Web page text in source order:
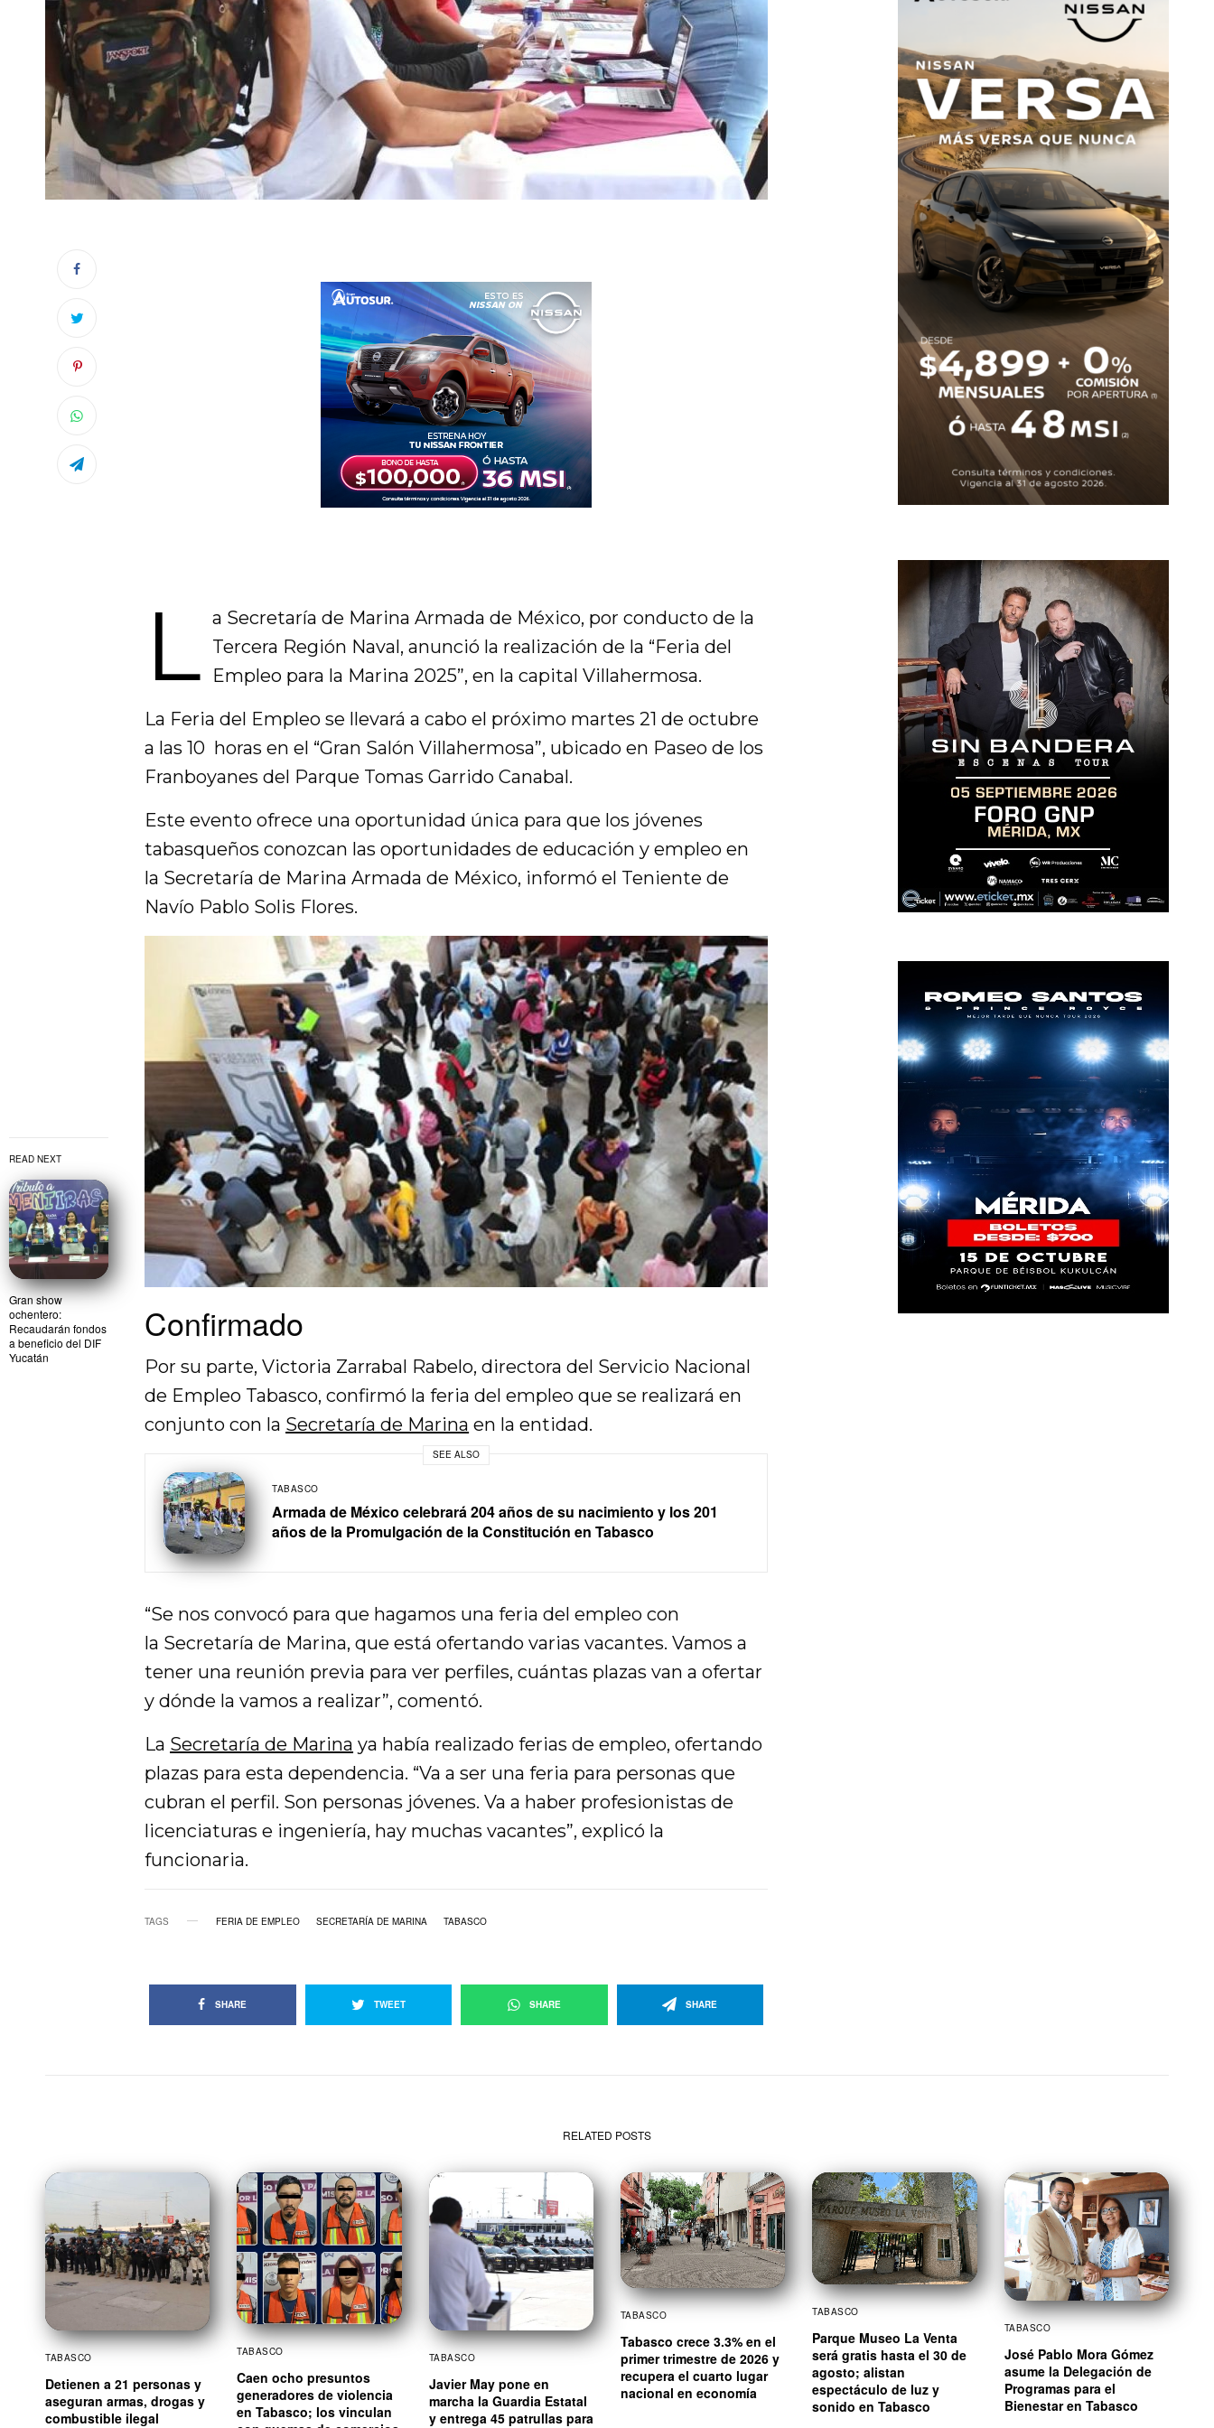
READ NEXT
Gran show
ochentero:
Recaudarán fondos
a beneficio del DIF
Yucatán
L a Secretaría de Marina Armada de México, por conducto de la
Tercera Región Naval, anunció la realización de la “Feria del
Empleo para la Marina 2025”, en la capital Villahermosa.
La Feria del Empleo se llevará a cabo el próximo martes 21 de octubre
a las 10 horas en el “Gran Salón Villahermosa”, ubicado en Paseo de los
Franboyanes del Parque Tomas Garrido Canabal.
Este evento ofrece una oportunidad única para que los jóvenes
tabasqueños conozcan las oportunidades de educación y empleo en
la Secretaría de Marina Armada de México, informó el Teniente de
Navío Pablo Solis Flores.
Confirmado
Por su parte, Victoria Zarrabal Rabelo, directora del Servicio Nacional
de Empleo Tabasco, confirmó la feria del empleo que se realizará en
conjunto con la Secretaría de Marina en la entidad.
SEE ALSO
TABASCO
Armada de México celebrará 204 años de su nacimiento y los 201
años de la Promulgación de la Constitución en Tabasco
“Se nos convocó para que hagamos una feria del empleo con
la Secretaría de Marina, que está ofertando varias vacantes. Vamos a
tener una reunión previa para ver perfiles, cuántas plazas van a ofertar
y dónde la vamos a realizar”, comentó.
La Secretaría de Marina ya había realizado ferias de empleo, ofertando
plazas para esta dependencia. “Va a ser una feria para personas que
cubran el perfil. Son personas jóvenes. Va a haber profesionistas de
licenciaturas e ingeniería, hay muchas vacantes”, explicó la
funcionaria.
TAGS FERIA DE EMPLEO SECRETARÍA DE MARINA TABASCO
SHARE TWEET SHARE SHARE
RELATED POSTS
TABASCO
Detienen a 21 personas y
aseguran armas, drogas y
combustible ilegal
TABASCO
Caen ocho presuntos
generadores de violencia
en Tabasco; los vinculan
TABASCO
Javier May pone en
marcha la Guardia Estatal
y entrega 45 patrullas para
TABASCO
Tabasco crece 3.3% en el
primer trimestre de 2026 y
recupera el cuarto lugar
nacional en economía
TABASCO
Parque Museo La Venta
será gratis hasta el 30 de
agosto; alistan
espectáculo de luz y
sonido en Tabasco
TABASCO
José Pablo Mora Gómez
asume la Delegación de
Programas para el
Bienestar en Tabasco